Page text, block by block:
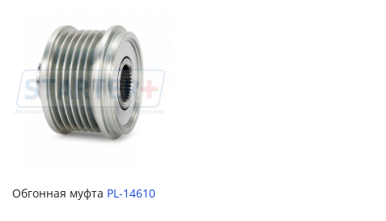
Обгонная муфта PL-14610